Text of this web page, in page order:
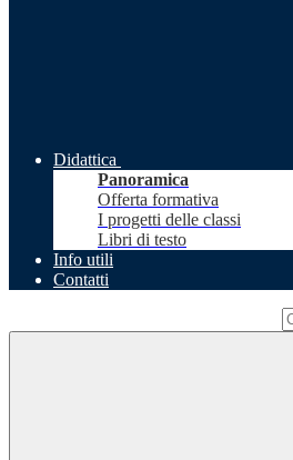
Didattica
Panoramica
Offerta formativa
I progetti delle classi
Libri di testo
Info utili
Contatti